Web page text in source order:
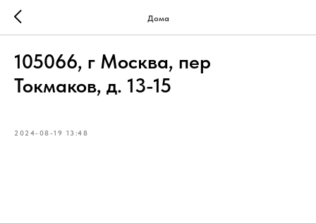
Дома
105066, г Москва, пер
Токмаков, д. 13-15
2024-08-19 13:48